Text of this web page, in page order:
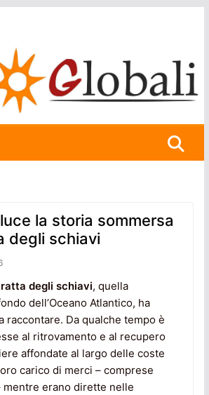
la storia sommersa
degli schiavi
degli schiavi, quella
dell’Oceano Atlantico, ha
raccontare. Da qualche tempo è
al ritrovamento e al recupero
affondate al largo delle coste
carico di merci – comprese
mentre erano dirette nelle